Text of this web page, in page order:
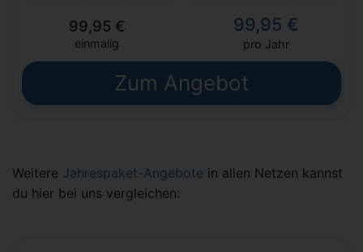
99,95 €
einmalig
99,95 €
pro Jahr
Zum Angebot
Weitere Jahrespaket-Angebote in allen Netzen kannst
du hier bei uns vergleichen: